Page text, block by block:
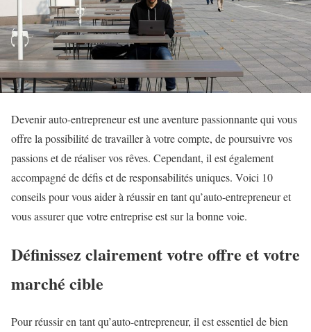
Devenir auto-entrepreneur est une aventure passionnante qui vous
offre la possibilité de travailler à votre compte, de poursuivre vos
passions et de réaliser vos rêves. Cependant, il est également
accompagné de défis et de responsabilités uniques. Voici 10
conseils pour vous aider à réussir en tant qu’auto-entrepreneur et
vous assurer que votre entreprise est sur la bonne voie.
Définissez clairement votre offre et votre
marché cible
Pour réussir en tant qu’auto-entrepreneur, il est essentiel de bien